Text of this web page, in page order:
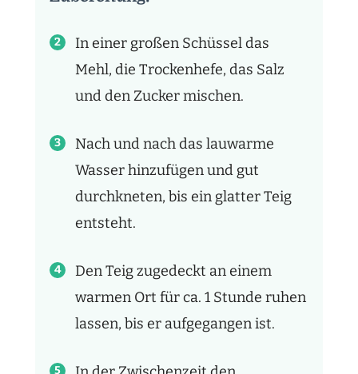
In einer großen Schüssel das
Mehl, die Trockenhefe, das Salz
und den Zucker mischen.
Nach und nach das lauwarme
Wasser hinzufügen und gut
durchkneten, bis ein glatter Teig
entsteht.
Den Teig zugedeckt an einem
warmen Ort für ca. 1 Stunde ruhen
lassen, bis er aufgegangen ist.